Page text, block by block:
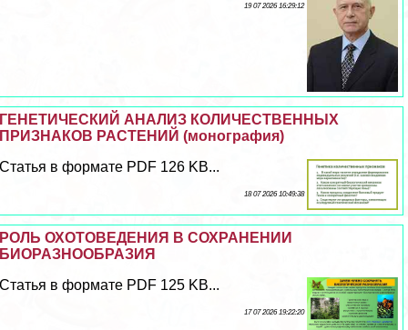
19 07 2026 16:29:12
ГЕНЕТИЧЕСКИЙ АНАЛИЗ КОЛИЧЕСТВЕННЫХ
ПРИЗНАКОВ РАСТЕНИЙ (монография)
Статья в формате PDF 126 KB...
18 07 2026 10:49:38
РОЛЬ ОХОТОВЕДЕНИЯ В СОХРАНЕНИИ
БИОРАЗНООБРАЗИЯ
Статья в формате PDF 125 KB...
17 07 2026 19:22:20